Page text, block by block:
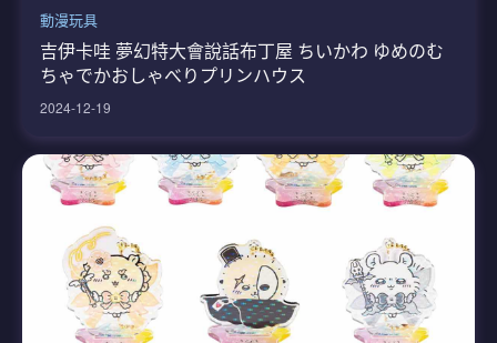
動漫玩具
吉伊卡哇 夢幻特大會說話布丁屋 ちいかわ ゆめのむ
ちゃでかおしゃべりプリンハウス
2024-12-19